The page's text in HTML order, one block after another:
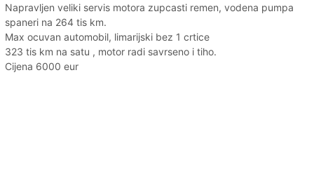
Napravljen veliki servis motora zupcasti remen, vodena pumpa
spaneri na 264 tis km.
Max ocuvan automobil, limarijski bez 1 crtice
323 tis km na satu , motor radi savrseno i tiho.
Cijena 6000 eur